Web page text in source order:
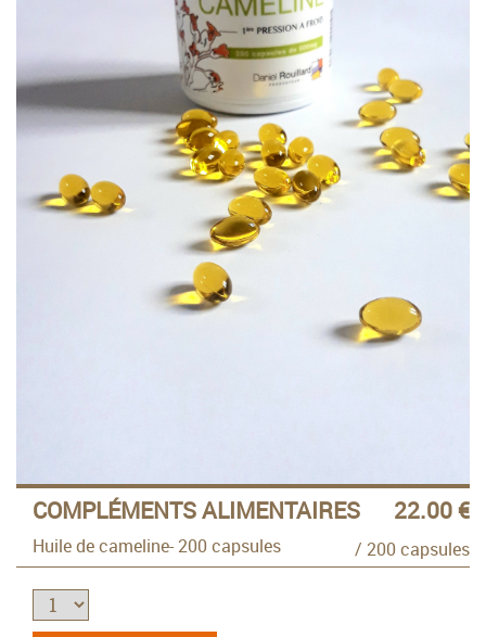
COMPLÉMENTS ALIMENTAIRES 22.00 €
Huile de cameline- 200 capsules / 200 capsules